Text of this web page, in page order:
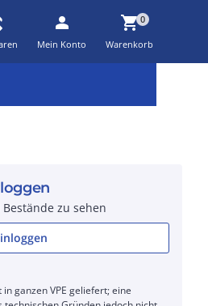
person
Mein Konto
shopping_cart0
Warenkorb
zu sehen
ganzen VPE geliefert; eine